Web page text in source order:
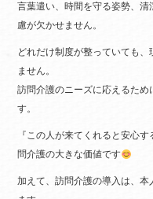
言葉遣い、時間を守る姿勢、
慮が欠かせません。
どれだけ制度が整っていても
ません。
訪問介護のニーズに応えるた
す。
『この人が来てくれると安心
問介護の大きな価値です
加えて、訪問介護の導入は、本